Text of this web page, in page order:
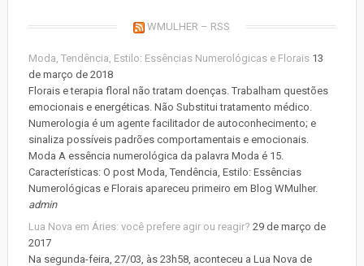
WMULHER – RSS
Moda, Tendência, Estilo: Essências Numerológicas e Florais 13
de março de 2018
Florais e terapia floral não tratam doenças. Trabalham questões
emocionais e energéticas. Não Substitui tratamento médico.
Numerologia é um agente facilitador de autoconhecimento; e
sinaliza possíveis padrões comportamentais e emocionais.
Moda A essência numerológica da palavra Moda é 15.
Características: O post Moda, Tendência, Estilo: Essências
Numerológicas e Florais apareceu primeiro em Blog WMulher.
admin
Lua Nova em Áries: você prefere agir ou reagir? 29 de março de
2017
Na segunda-feira, 27/03, às 23h58, aconteceu a Lua Nova de